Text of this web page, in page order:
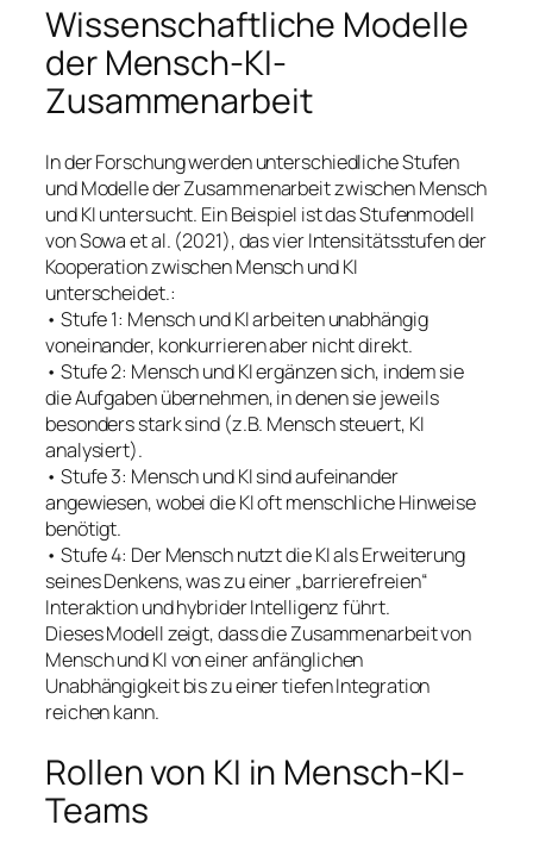
Wissenschaftliche Modelle
der Mensch-KI-
Zusammenarbeit
In der Forschung werden unterschiedliche Stufen
und Modelle der Zusammenarbeit zwischen Mensch
und KI untersucht. Ein Beispiel ist das Stufenmodell
von Sowa et al. (2021), das vier Intensitätsstufen der
Kooperation zwischen Mensch und KI
unterscheidet.:
• Stufe 1: Mensch und KI arbeiten unabhängig
voneinander, konkurrieren aber nicht direkt.
• Stufe 2: Mensch und KI ergänzen sich, indem sie
die Aufgaben übernehmen, in denen sie jeweils
besonders stark sind (z.B. Mensch steuert, KI
analysiert).
• Stufe 3: Mensch und KI sind aufeinander
angewiesen, wobei die KI oft menschliche Hinweise
benötigt.
• Stufe 4: Der Mensch nutzt die KI als Erweiterung
seines Denkens, was zu einer „barrierefreien“
Interaktion und hybrider Intelligenz führt.
Dieses Modell zeigt, dass die Zusammenarbeit von
Mensch und KI von einer anfänglichen
Unabhängigkeit bis zu einer tiefen Integration
reichen kann.
Rollen von KI in Mensch-KI-
Teams